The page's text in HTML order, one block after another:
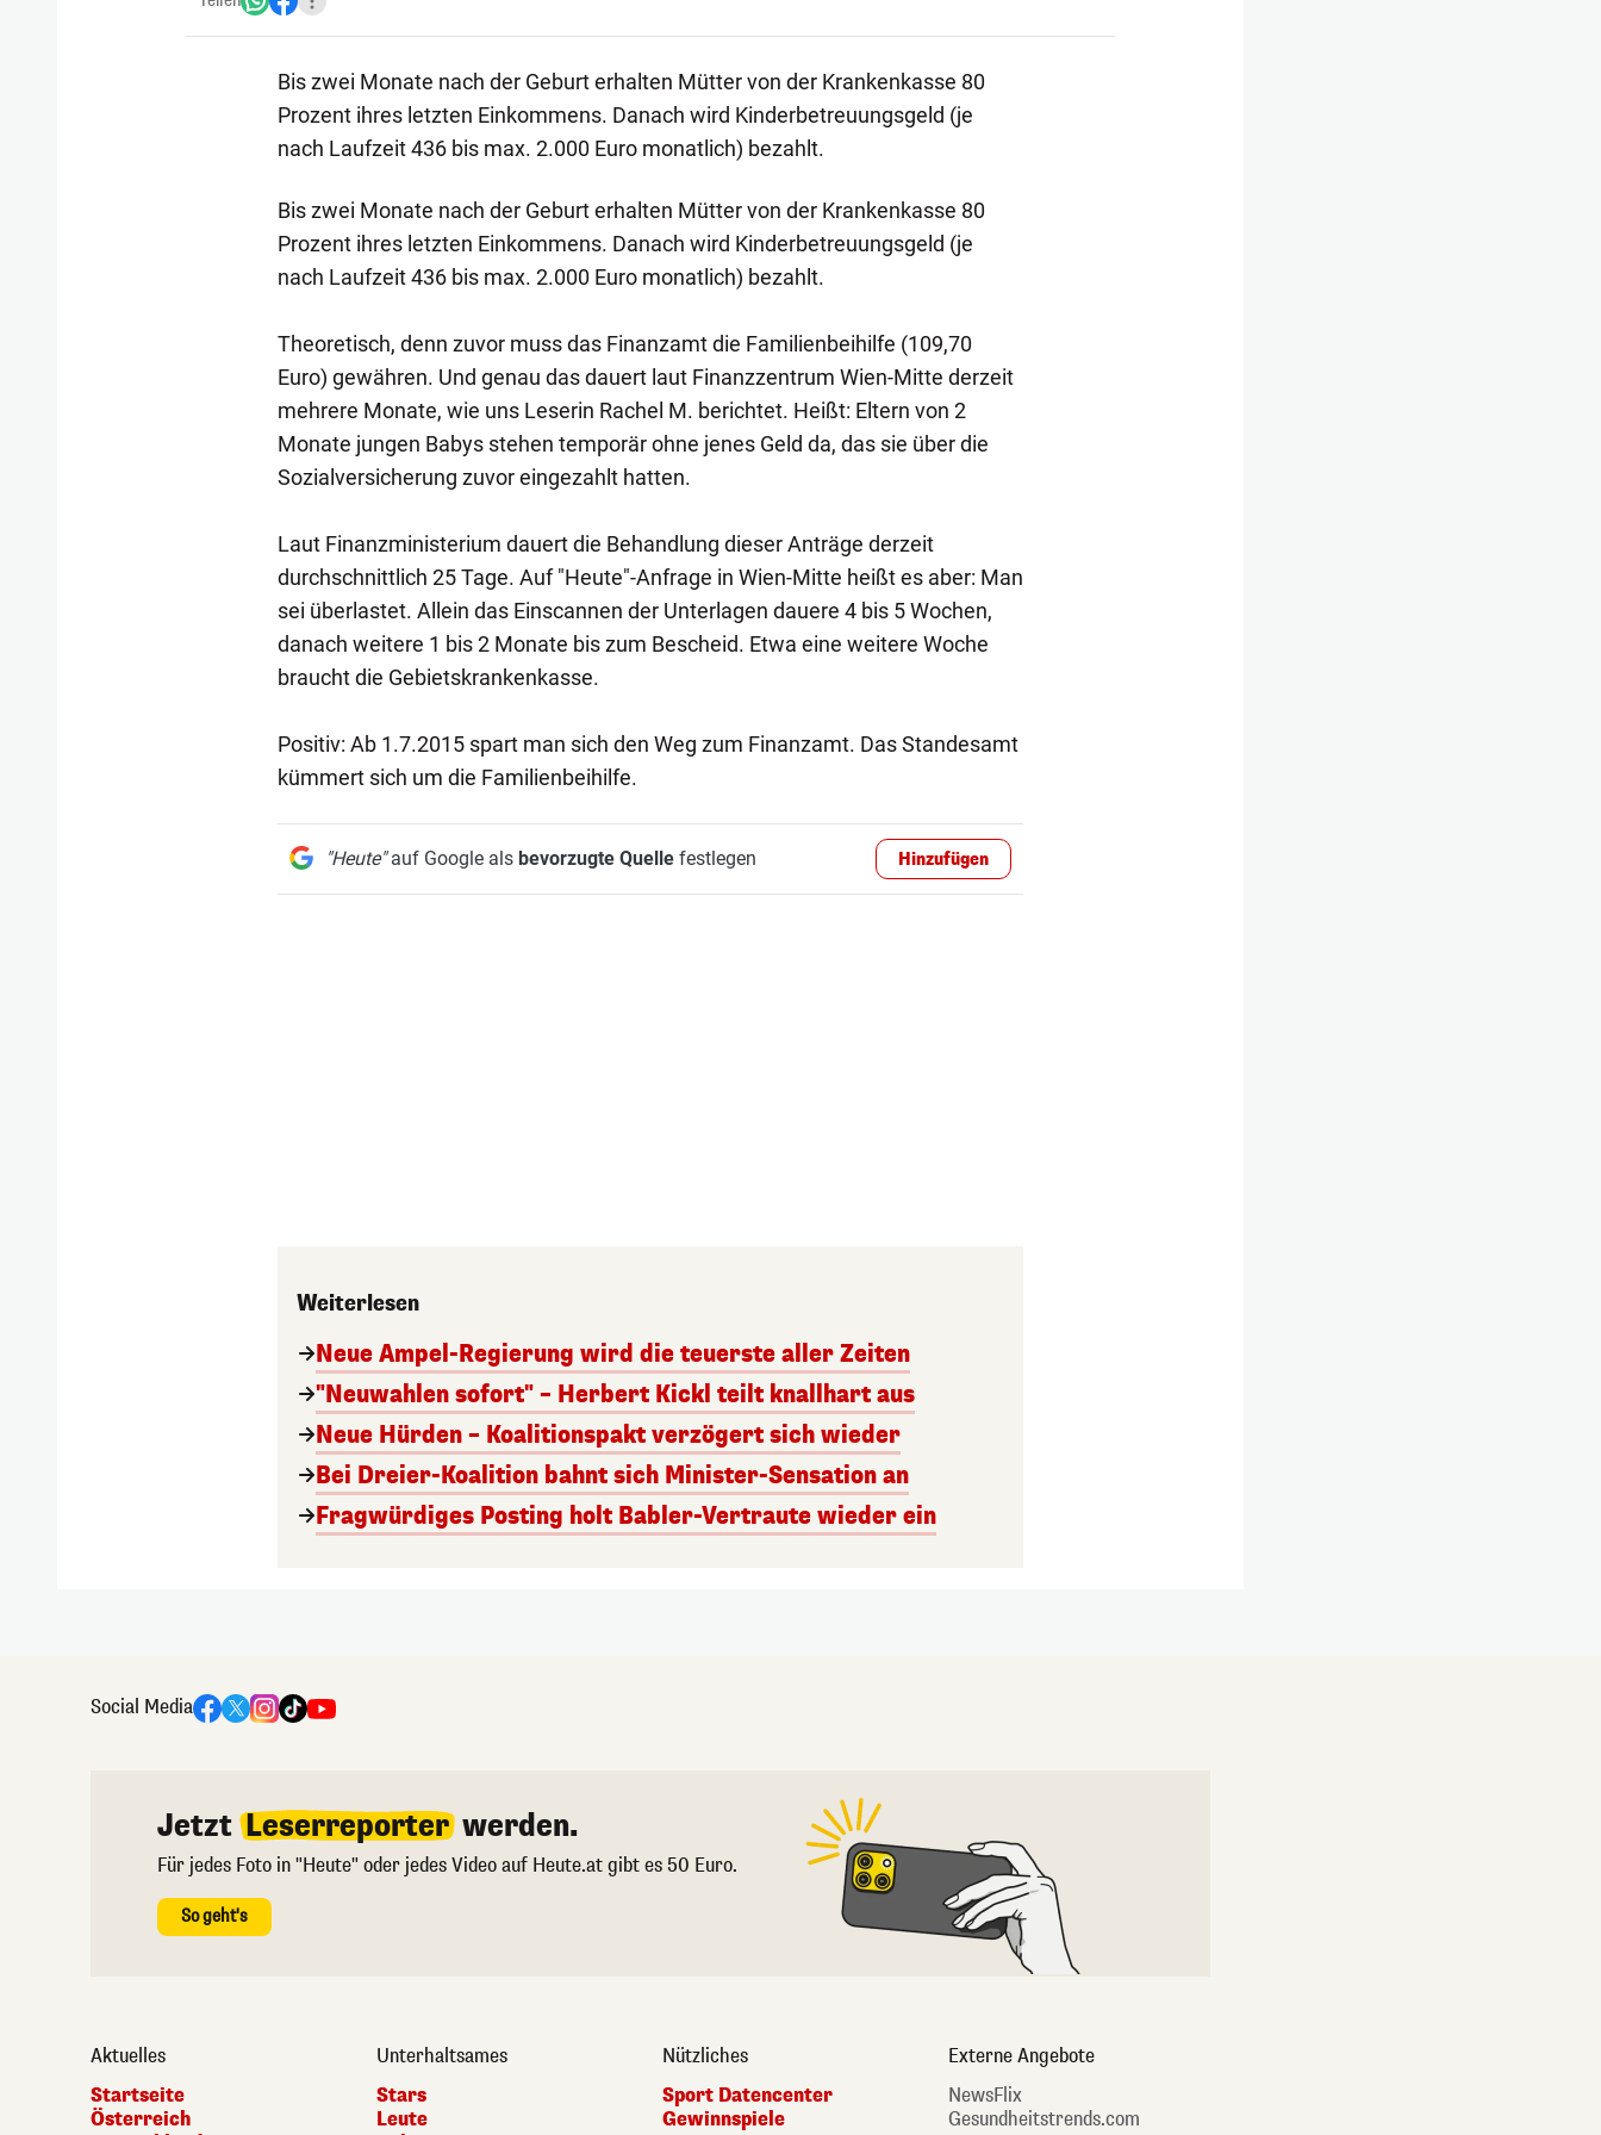
Bis zwei Monate nach der Geburt erhalten Mütter von der Krankenkasse 80
Prozent ihres letzten Einkommens. Danach wird Kinderbetreuungsgeld (je
nach Laufzeit 436 bis max. 2.000 Euro monatlich) bezahlt.
Bis zwei Monate nach der Geburt erhalten Mütter von der Krankenkasse 80
Prozent ihres letzten Einkommens. Danach wird Kinderbetreuungsgeld (je
nach Laufzeit 436 bis max. 2.000 Euro monatlich) bezahlt.
Theoretisch, denn zuvor muss das Finanzamt die Familienbeihilfe (109,70
Euro) gewähren. Und genau das dauert laut Finanzzentrum Wien-Mitte derzeit
mehrere Monate, wie uns Leserin Rachel M. berichtet. Heißt: Eltern von 2
Monate jungen Babys stehen temporär ohne jenes Geld da, das sie über die
Sozialversicherung zuvor eingezahlt hatten.
Laut Finanzministerium dauert die Behandlung dieser Anträge derzeit
durchschnittlich 25 Tage. Auf "Heute"-Anfrage in Wien-Mitte heißt es aber: Man
sei überlastet. Allein das Einscannen der Unterlagen dauere 4 bis 5 Wochen,
danach weitere 1 bis 2 Monate bis zum Bescheid. Etwa eine weitere Woche
braucht die Gebietskrankenkasse.
Positiv: Ab 1.7.2015 spart man sich den Weg zum Finanzamt. Das Standesamt
kümmert sich um die Familienbeihilfe.
"Heute"auf Google als bevorzugte Quellefestlegen Hinzufügen
Weiterlesen
Neue Ampel-Regierung wird die teuerste aller Zeiten
"Neuwahlen sofort" – Herbert Kickl teilt knallhart aus
Neue Hürden – Koalitionspakt verzögert sich wieder
Bei Dreier-Koalition bahnt sich Minister-Sensation an
Fragwürdiges Posting holt Babler-Vertraute wieder ein
Social Media
Jetzt Leserreporter werden.
Für jedes Foto in "Heute" oder jedes Video auf Heute.at gibt es 50 Euro.
So geht's
Aktuelles
Startseite
Österreich
Unterhaltsames
Stars
Leute
Nützliches
Sport Datencenter
Gewinnspiele
Externe Angebote
NewsFlix
Gesundheitstrends.com